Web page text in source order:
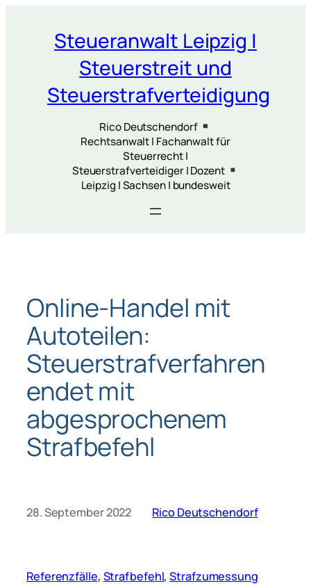
springenSteueranwalt Leipzig |
Steuerstreit und
Steuerstrafverteidigung
Rico Deutschendorf
Rechtsanwalt | Fachanwalt für
Steuerrecht |
Steuerstrafverteidiger | Dozent
Leipzig | Sachsen | bundesweit
Online-Handel mit
Autoteilen:
Steuerstrafverfahren
endet mit
abgesprochenem
Strafbefehl
28. September 2022 Rico Deutschendorf
Referenzfälle, Strafbefehl, Strafzumessung